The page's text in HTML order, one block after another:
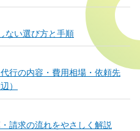
ない選び方と手順
行の内容・費用相場・依頼先
）
請求の流れをやさしく解説